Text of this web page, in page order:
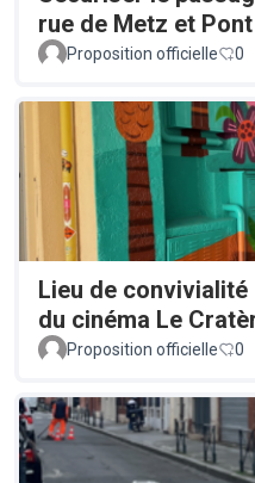
rue de Metz et
Proposition officielle 0
Lieu de convivialité
du cinéma Le
Proposition officielle 0